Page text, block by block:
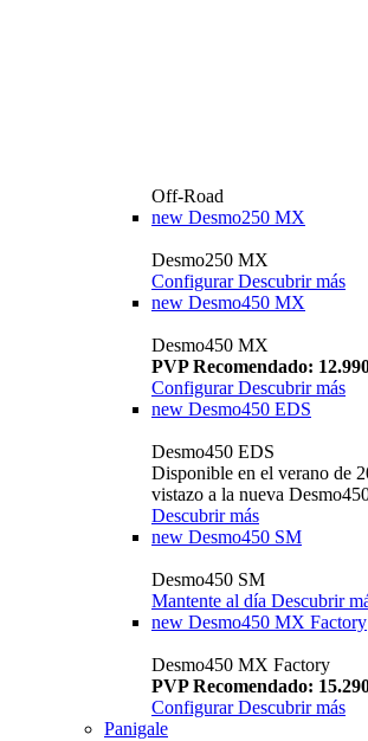
Off-Road
new Desmo250 MX
Desmo250 MX
Configurar Descubrir más
new Desmo450 MX
Desmo450 MX
PVP Recomendado:
Configurar Descubrir más
new Desmo450 EDS
Desmo450 EDS
Disponible en el verano de
vistazo a la nueva
Descubrir más
new Desmo450 SM
Desmo450 SM
Mantente al día Descubrir
new Desmo450 MX Factory
Desmo450 MX Factory
PVP Recomendado:
Configurar Descubrir más
Panigale